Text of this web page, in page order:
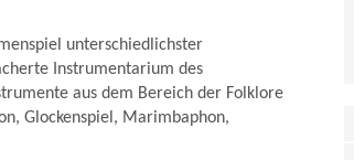
unterschiedlichster
Instrumentarium des
aus dem Bereich der Folklore
Glockenspiel, Marimbaphon,